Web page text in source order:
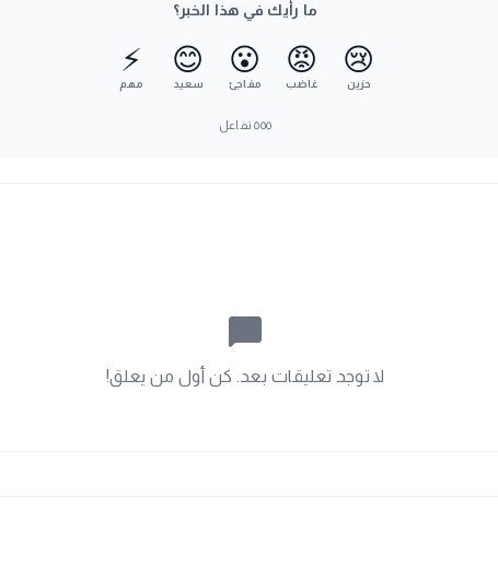
ما رأيك في هذا الخبر؟
😢
حزين
😡
غاضب
😮
مفاجئ
😊
سعيد
⚡
مهم
٥٥٥تفاعل
chat_bubble_outline
لا توجد تعليقات بعد. كن أول من يعلق!